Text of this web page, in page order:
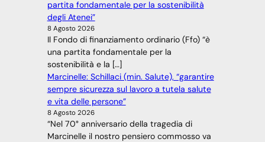
partita fondamentale per la sostenibilità
degli Atenei”
8 Agosto 2026
Il Fondo di finanziamento ordinario (Ffo) “è
una partita fondamentale per la
sostenibilità e la […]
Marcinelle: Schillaci (min. Salute), “garantire
sempre sicurezza sul lavoro a tutela salute
e vita delle persone”
8 Agosto 2026
“Nel 70° anniversario della tragedia di
Marcinelle il nostro pensiero commosso va